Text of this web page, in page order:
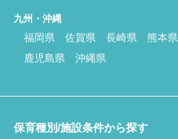
九州・沖縄
福岡県 佐賀県 長崎県 熊本県
鹿児島県
沖縄県
保育種別/施設条件から探す